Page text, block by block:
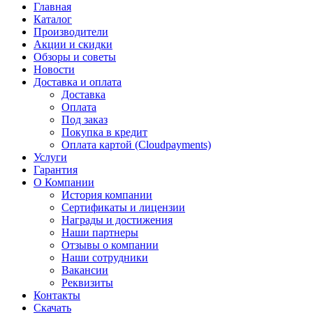
Главная
Каталог
Производители
Акции и скидки
Обзоры и советы
Новости
Доставка и оплата
Доставка
Оплата
Под заказ
Покупка в кредит
Оплата картой (Cloudpayments)
Услуги
Гарантия
О Компании
История компании
Сертификаты и лицензии
Награды и достижения
Наши партнеры
Отзывы о компании
Наши сотрудники
Вакансии
Реквизиты
Контакты
Скачать